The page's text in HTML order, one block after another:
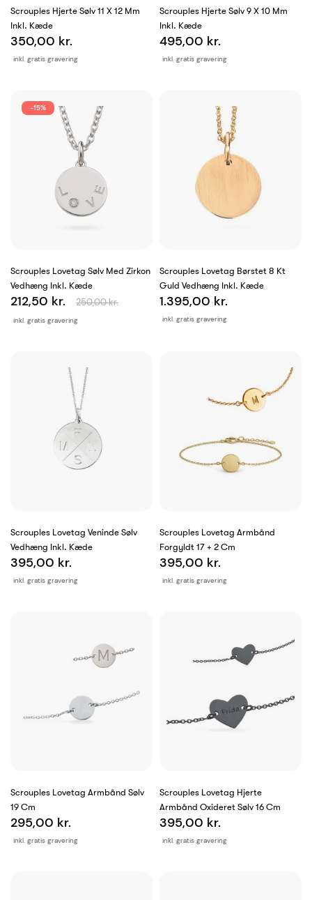
Scrouples Hjerte Sølv 11 X 12 Mm
Inkl. Kæde
inkl. gratis gravering
350,00 kr.
Scrouples Hjerte Sølv 9 X 10 Mm
Inkl. Kæde
inkl. gratis gravering
495,00 kr.
Scrouples Lovetag Sølv Med Zirkon
Vedhæng Inkl. Kæde
inkl. gratis gravering
212,50 kr. 250,00 kr.
-15%
Scrouples Lovetag Børstet 8 Kt
Guld Vedhæng Inkl. Kæde
inkl. gratis gravering
1.395,00 kr.
Scrouples Lovetag Veninde Sølv
Vedhæng Inkl. Kæde
inkl. gratis gravering
395,00 kr.
Scrouples Lovetag Armbånd
Forgyldt 17 + 2 Cm
inkl. gratis gravering
395,00 kr.
Scrouples Lovetag Armbånd Sølv
19 Cm
inkl. gratis gravering
295,00 kr.
Scrouples Lovetag Hjerte
Armbånd Oxideret Sølv 16 Cm
inkl. gratis gravering
395,00 kr.